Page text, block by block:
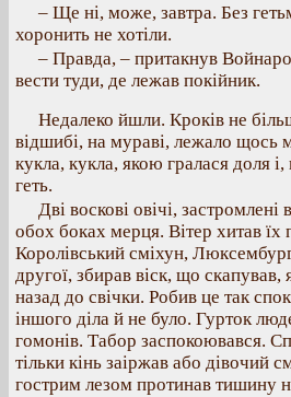
– Ще ні, може, завтра. Без
хоронить не хотіли.
– Правда, – притакнув
вести туди, де лежав покійник.
Недалеко йшли. Кроків не
відшибі, на мураві, лежало щось
кукла, кукла, якою гралася доля
геть.
Дві воскові овічі,
обох боках мерця. Вітер хитав їх
Королівський сміхун,
другої, збирав віск, що скапував,
назад до свічки. Робив це так
іншого діла й не було. Гурток
гомонів. Табор заспокоювався.
тільки кінь заіржав або дівочий
гострим лезом протинав тишину